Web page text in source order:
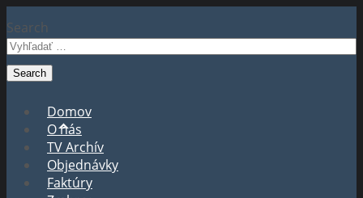
Search
Domov
O nás
TV Archív
Objednávky
Faktúry